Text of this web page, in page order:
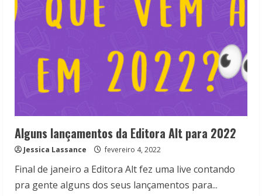
Alguns lançamentos da Editora Alt para 2022
Jessica Lassance fevereiro 4, 2022
Final de janeiro a Editora Alt fez uma live contando
pra gente alguns dos seus lançamentos para...